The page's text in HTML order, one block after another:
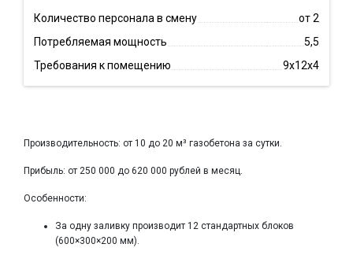
Количество персонала в смену
от 2
Потребляемая мощность
5,5
Требования к помещению
9х12х4
Производительность: от 10 до 20 м³ газобетона за сутки.
Прибыль: от 250 000 до 620 000 рублей в месяц.
Особенности:
За одну заливку производит 12 стандартных блоков
(600×300×200 мм).